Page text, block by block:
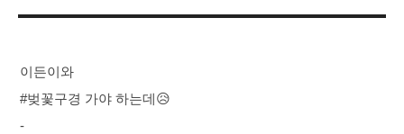
리
이든이와
#벚꽃구경 가야 하는데😥
-